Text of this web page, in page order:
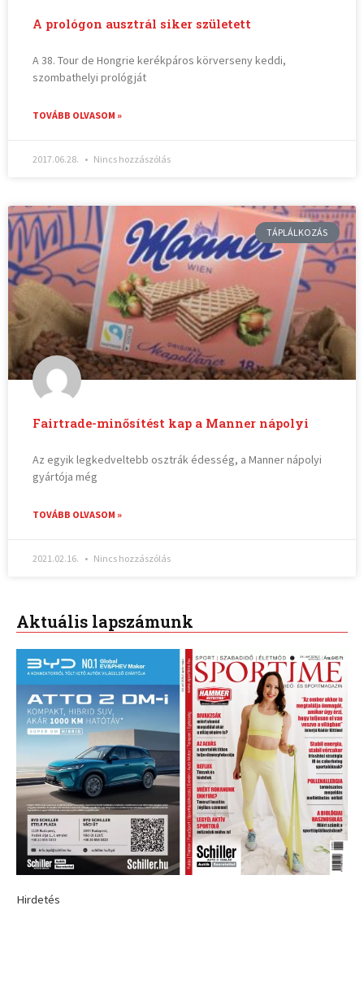
A prológon ausztrál siker született
A 38. Tour de Hongrie kerékpáros körverseny keddi,
szombathelyi prológját
TOVÁBB OLVASOM »
2017.06.28. Nincs hozzászólás
TÁPLÁLKOZÁS
Fairtrade-minősítést kap a Manner nápolyi
Az egyik legkedveltebb osztrák édesség, a Manner nápolyi
gyártója még
TOVÁBB OLVASOM »
2021.02.16. Nincs hozzászólás
Aktuális lapszámunk
Hirdetés